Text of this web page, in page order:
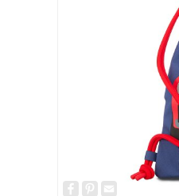
Facebook
Pinterest